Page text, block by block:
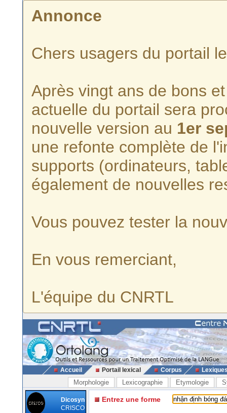
Annonce
Chers usagers du portail
Après vingt ans de bons
actuelle du portail sera
nouvelle version au 1er
une refonte complète de
supports (ordinateurs,
également de nouvelles
Vous pouvez tester la
En vous remerciant,
L'équipe du CNRTL
Accueil Portail lexical Corpus
Morphologie Lexicographie Etymologie
Dicosyn
CRISCO
Entrez une forme